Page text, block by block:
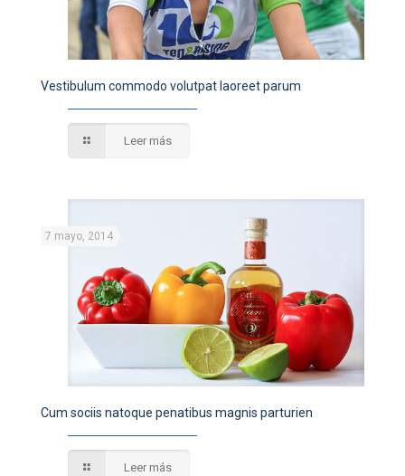
Vestibulum commodo volutpat laoreet parum
Leer más
7 mayo, 2014
Cum sociis natoque penatibus magnis parturien
Leer más